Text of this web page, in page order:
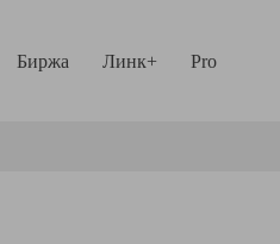
Биржа Линк+ Pro